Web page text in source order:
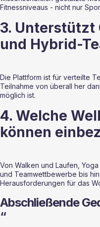
Fitnessniveaus - nicht nur
3. Unterstützt
und Hybrid-
Die Plattform ist für verteilte
Teilnahme von überall her
möglich ist.
4. Welche
können
Von Walken und Laufen,
und Teamwettbewerbe bis
Herausforderungen für das
Abschließende
“ ‍